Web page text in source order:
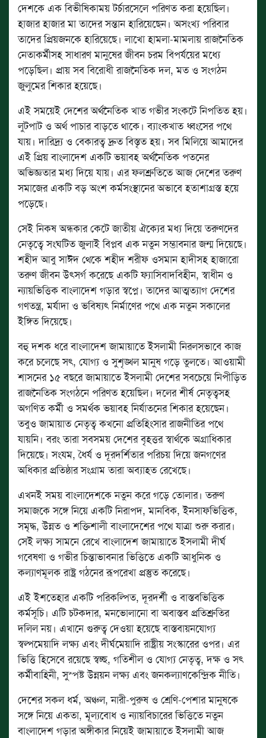
দেশকে এক বিভীষিকাময় টর্চারসেলে পরিণত করা হয়েছিল।
হাজার হাজার মা তাদের সন্তান হারিয়েছেন। অসংখ্য পরিবার
তাদের প্রিয়জনকে হারিয়েছে। লাখো হামলা-মামলায় রাজনৈতিক
নেতাকর্মীসহ সাধারণ মানুষের জীবন চরম বিপর্যয়ের মধ্যে
পড়েছিল। প্রায় সব বিরোধী রাজনৈতিক দল, মত ও সংগঠন
জুলুমের শিকার হয়েছে।
এই সময়েই দেশের অর্থনৈতিক খাত গভীর সংকটে নিপতিত হয়।
লুটপাট ও অর্থ পাচার বাড়তে থাকে। ব্যাংকখাত ধ্বংসের পথে
যায়। দারিদ্র্য ও বেকারত্ব দ্রুত বিস্তৃত হয়। সব মিলিয়ে আমাদের
এই প্রিয় বাংলাদেশ একটি ভয়াবহ অর্থনৈতিক পতনের
অভিজ্ঞতার মধ্য দিয়ে যায়। এর ফলশ্রুতিতে আজ দেশের তরুণ
সমাজের একটি বড় অংশ কর্মসংস্থানের অভাবে হতাশাগ্রস্ত হয়ে
পড়েছে।
সেই নিকষ অন্ধকার কেটে জাতীয় ঐক্যের মধ্য দিয়ে তরুণদের
নেতৃত্বে সংঘটিত জুলাই বিপ্লব এক নতুন সম্ভাবনার জন্ম দিয়েছে।
শহীদ আবু সাঈদ থেকে শহীদ শরীফ ওসমান হাদীসহ হাজারো
তরুণ জীবন উৎসর্গ করেছে একটি ফ্যাসিবাদবিহীন, স্বাধীন ও
ন্যায়ভিত্তিক বাংলাদেশ গড়ার স্বপ্নে। তাদের আত্মত্যাগ দেশের
গণতন্ত্র, মর্যাদা ও ভবিষ্যৎ নির্মাণের পথে এক নতুন সকালের
ইঙ্গিত দিয়েছে।
বহু দশক ধরে বাংলাদেশ জামায়াতে ইসলামী নিরলসভাবে কাজ
করে চলেছে সৎ, যোগ্য ও সুশৃঙ্খল মানুষ গড়ে তুলতে। আওয়ামী
শাসনের ১৫ বছরে জামায়াতে ইসলামী দেশের সবচেয়ে নিপীড়িত
রাজনৈতিক সংগঠনে পরিণত হয়েছিল। দলের শীর্ষ নেতৃত্বসহ
অগণিত কর্মী ও সমর্থক ভয়াবহ নির্যাতনের শিকার হয়েছেন।
তবুও জামায়াত নেতৃত্ব কখনো প্রতিহিংসার রাজনীতির পথে
যায়নি। বরং তারা সবসময় দেশের বৃহত্তর স্বার্থকে অগ্রাধিকার
দিয়েছে। সংযম, ধৈর্য ও দূরদর্শিতার পরিচয় দিয়ে জনগণের
অধিকার প্রতিষ্ঠার সংগ্রাম তারা অব্যাহত রেখেছে।
এখনই সময় বাংলাদেশকে নতুন করে গড়ে তোলার। তরুণ
সমাজকে সঙ্গে নিয়ে একটি নিরাপদ, মানবিক, ইনসাফভিত্তিক,
সমৃদ্ধ, উন্নত ও শক্তিশালী বাংলাদেশের পথে যাত্রা শুরু করার।
সেই লক্ষ্য সামনে রেখে বাংলাদেশ জামায়াতে ইসলামী দীর্ঘ
গবেষণা ও গভীর চিন্তাভাবনার ভিত্তিতে একটি আধুনিক ও
কল্যাণমূলক রাষ্ট্র গঠনের রূপরেখা প্রস্তুত করেছে।
এই ইশতেহার একটি পরিকল্পিত, দূরদর্শী ও বাস্তবভিত্তিক
কর্মসূচি। এটি চটকদার, মনভোলানো বা অবাস্তব প্রতিশ্রুতির
দলিল নয়। এখানে গুরুত্ব দেওয়া হয়েছে বাস্তবায়নযোগ্য
স্বল্পমেয়াদি লক্ষ্য এবং দীর্ঘমেয়াদি রাষ্ট্রীয় সংস্কারের ওপর। এর
ভিত্তি হিসেবে রয়েছে স্বচ্ছ, গতিশীল ও যোগ্য নেতৃত্ব, দক্ষ ও সৎ
কর্মীবাহিনী, সুস্পষ্ট উন্নয়ন লক্ষ্য এবং জনকল্যাণকেন্দ্রিক নীতি।
দেশের সকল ধর্ম, অঞ্চল, নারী-পুরুষ ও শ্রেণি-পেশার মানুষকে
সঙ্গে নিয়ে একতা, মূল্যবোধ ও ন্যায়বিচারের ভিত্তিতে নতুন
বাংলাদেশ গড়ার অঙ্গীকার নিয়েই জামায়াতে ইসলামী আজ